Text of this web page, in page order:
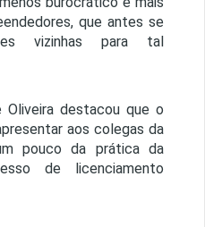
que antes se
vizinhas para tal
Oliveira destacou que o
aos colegas da
pouco da prática da
de licenciamento